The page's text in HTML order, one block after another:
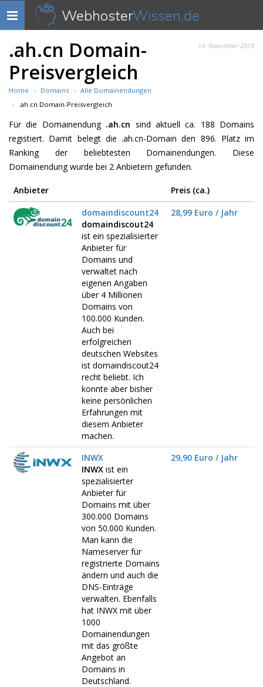
Navigation
anzeigen
WebhosterWissen.de
14. November 2018
.ah.cn Domain-
Preisvergleich
Home Domains
Alle Domainendungen
.ah.cn Domain-Preisvergleich
Für die Domainendung .ah.cn sind aktuell ca. 188 Domains
registiert. Damit belegt die .ah.cn-Domain den 896. Platz im
Ranking der beliebtesten Domainendungen. Diese
Domainendung wurde bei 2 Anbietern gefunden.
Anbieter
Preis (ca.)
domaindiscount24
domaindiscout24
ist ein spezialisierter
Anbieter für
Domains und
verwaltet nach
eigenen Angaben
über 4 Millionen
Domains von
100.000 Kunden.
Auch bei
erfolgreichen
deutschen Websites
ist domaindiscout24
recht beliebt. Ich
konnte aber bisher
keine persönlichen
Erfahrungen mit
diesem Anbieter
machen.
28,99 Euro / Jahr
INWX
INWX ist ein
spezialisierter
Anbieter für
Domains mit über
300.000 Domains
von 50.000 Kunden.
Man kann die
Nameserver für
registrierte Domains
ändern und auch die
DNS-Einträge
verwalten. Ebenfalls
hat INWX mit über
1000
Domainendungen
mit das größte
Angebot an
Domains in
Deutschland.
29,90 Euro / Jahr